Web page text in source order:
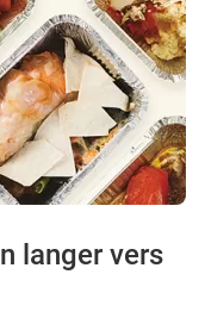
langer vers